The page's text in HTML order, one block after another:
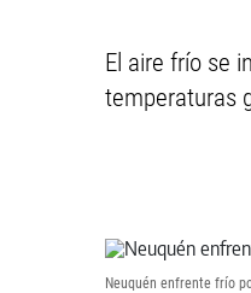
El aire frío se
temperaturas
Neuquén enfrente frío